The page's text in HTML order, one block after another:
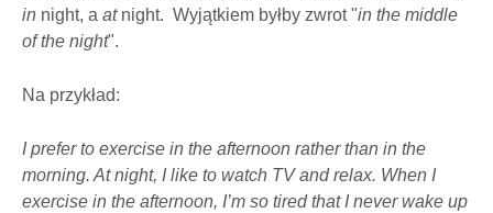
in night, a atnight. Wyjątkiem byłby zwrot "in the middle
of the night".
Na przykład:
I prefer to exercise in the afternoon rather than in the
morning. At night, I like to watch TV and relax. When I
exercise in the afternoon, I’m so tired that I never wake up